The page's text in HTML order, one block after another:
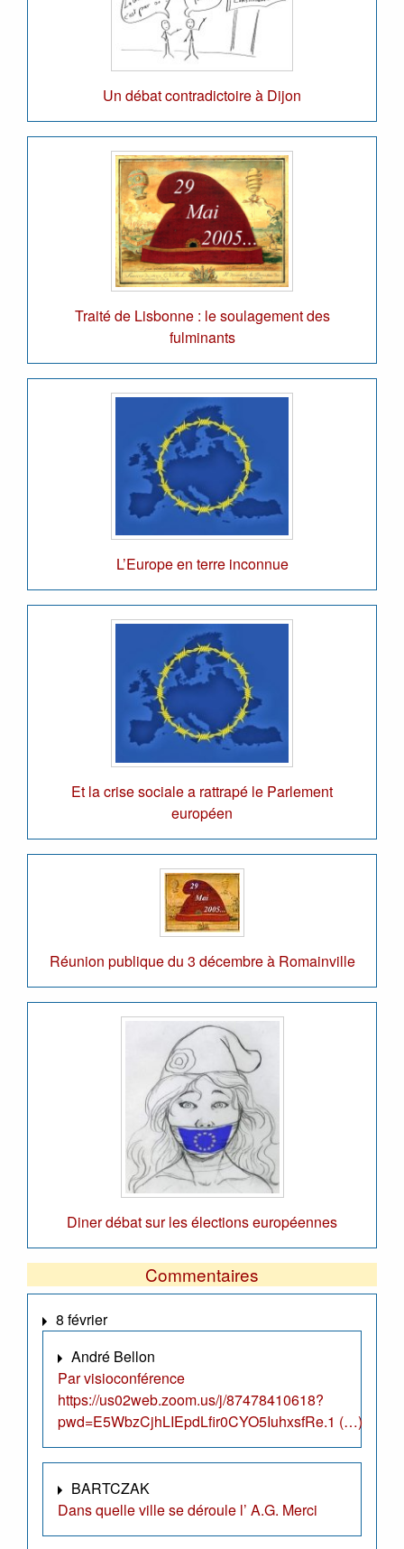
Un débat contradictoire à Dijon
Traité de Lisbonne : le soulagement des
fulminants
L’Europe en terre inconnue
Et la crise sociale a rattrapé le Parlement
européen
Réunion publique du 3 décembre à Romainville
Diner débat sur les élections européennes
Commentaires
8 février
André Bellon
Par visioconférence
https://us02web.zoom.us/j/87478410618?
pwd=E5WbzCjhLIEpdLfir0CYO5IuhxsfRe.1 (…)
BARTCZAK
Dans quelle ville se déroule l’ A.G. Merci